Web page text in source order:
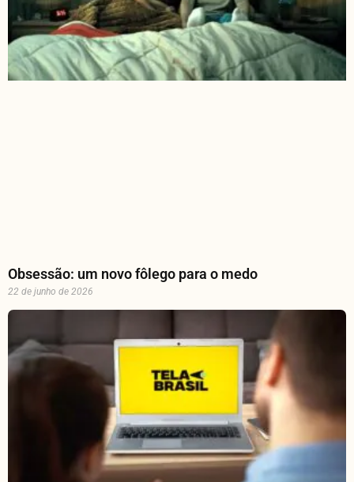
Obsessão: um novo fôlego para o medo
22 de junho de 2026